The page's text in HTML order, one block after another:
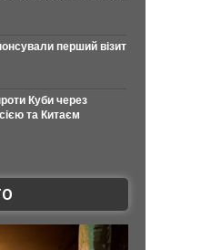
перший візит
Куби через
та Китаєм